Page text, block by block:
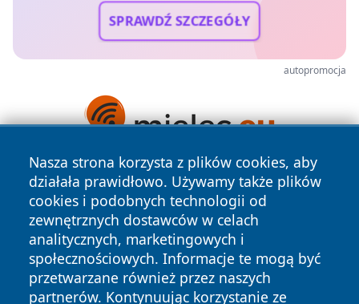
SPRAWDŹ SZCZEGÓŁY
autopromocja
Nasza strona korzysta z plików cookies, aby
działała prawidłowo. Używamy także plików
cookies i podobnych technologii od
zewnętrznych dostawców w celach
analitycznych, marketingowych i
społecznościowych. Informacje te mogą być
przetwarzane również przez naszych
partnerów. Kontynuując korzystanie ze
Copyright © 2026 zywieconline.pl Wszystkie prawa
zastrzeżone.